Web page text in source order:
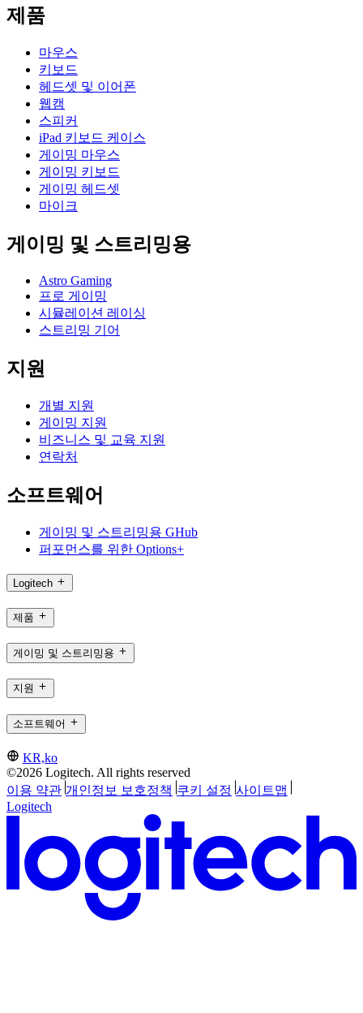
제품
마우스
키보드
헤드셋 및 이어폰
웹캠
스피커
iPad 키보드 케이스
게이밍 마우스
게이밍 키보드
게이밍 헤드셋
마이크
게이밍 및 스트리밍용
Astro Gaming
프로 게이밍
시뮬레이션 레이싱
스트리밍 기어
지원
개별 지원
게이밍 지원
비즈니스 및 교육 지원
연락처
소프트웨어
게이밍 및 스트리밍용 GHub
퍼포먼스를 위한 Options+
Logitech
제품
게이밍 및 스트리밍용
지원
소프트웨어
KR,ko
©2026 Logitech. All rights reserved
이용 약관 개인정보 보호정책 쿠키 설정 사이트맵
Logitech